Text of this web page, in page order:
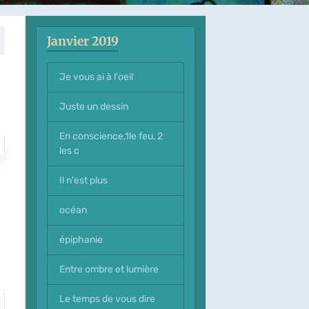
Janvier 2019
Je vous ai à l'oeil
Juste un dessin
En conscience,1le feu, 2
les c
Il n'est plus
océan
épiphanie
Entre ombre et lumière
Le temps de vous dire